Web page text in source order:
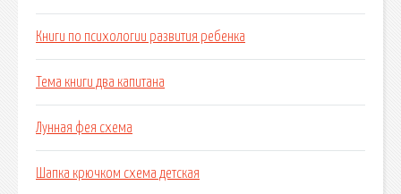
Книги по психологии развития ребенка
Тема книги два капитана
Лунная фея схема
Шапка крючком схема детская